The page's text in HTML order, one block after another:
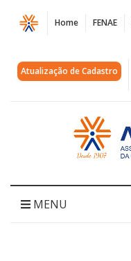
Página
Bolão
da
premia
colocados
Home FENAE
Atualização de Cadastro
Acessar
página
inicial
MENU